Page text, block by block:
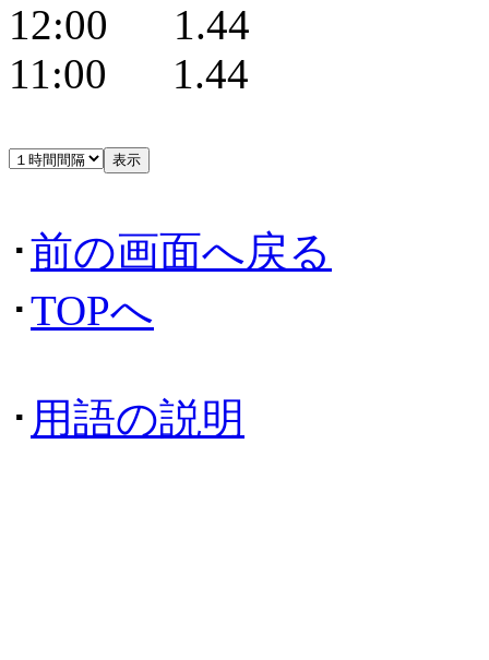
12:00 1.44
11:00 1.44
･前の画面へ戻る
･TOPへ
･ 用語の説明